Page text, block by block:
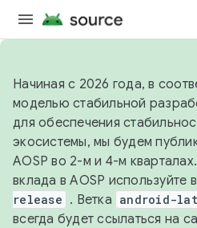
Начиная с 2026 года, в
моделью стабильной
для обеспечения
экосистемы, мы будем
AOSP во 2-м и 4-м
вклада в AOSP используйте
release . Ветка android-
всегда будет ссылаться на